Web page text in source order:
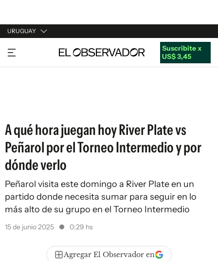
URUGUAY
URUGUAY
ARGENTINA
Suscribite x
US$ 3,45
A qué hora juegan hoy River Plate vs
Peñarol por el Torneo Intermedio y por
dónde verlo
Peñarol visita este domingo a River Plate en un
partido donde necesita sumar para seguir en lo
más alto de su grupo en el Torneo Intermedio
15 de junio 2025 0:29 hs
Agregar El Observador en